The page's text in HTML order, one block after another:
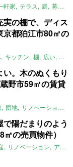
軒家 テラス 庭 募集中
の棚で、ディス
京都狛江市80㎡の
キッチン 棚 広い ガイ
。木のぬくもり
野市59㎡の賃貸
団地 リノベーション
陽だまりのよう
の売買物件）
リノベーション アメリカンハウス